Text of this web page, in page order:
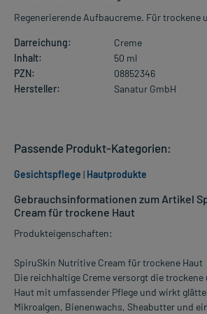
Regenerierende Aufbaucreme. Für trockene
Darreichung:
Creme
Inhalt:
50 ml
PZN:
08852346
Hersteller:
Sanatur GmbH
Gebrauchsinformationen zum Artikel
Cream für trockene Haut
Produkteigenschaften:
SpiruSkin Nutritive Cream für trockene Haut
Die reichhaltige Creme versorgt die
Haut mit umfassender Pflege und wirkt
Mikroalgen, Bienenwachs, Sheabutter und
Passende Produkt-Kategorien:
Gesichtspflege | Hautprodukte